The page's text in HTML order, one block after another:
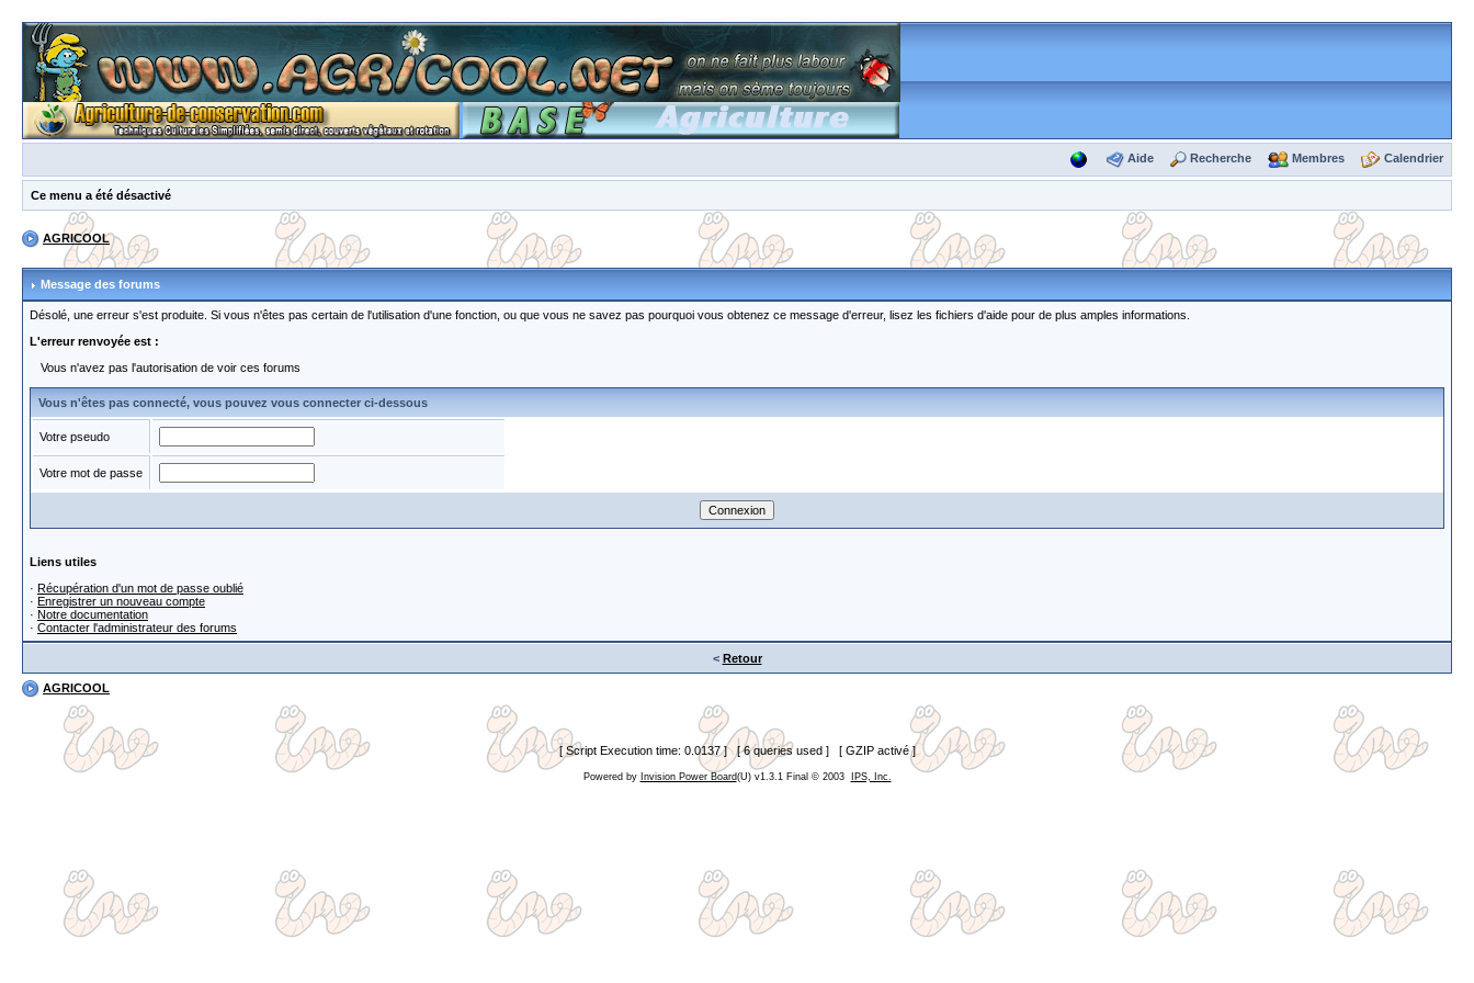
Aide Recherche Membres Calendrier
Ce menu a été désactivé
AGRICOOL
Message des forums
Désolé, une erreur s'est produite. Si vous n'êtes pas certain de l'utilisation d'une fonction, ou que vous ne savez pas pourquoi vous obtenez ce message d'erreur, lisez les fichiers d'aide pour de plus amples informations.
L'erreur renvoyée est :
Vous n'avez pas l'autorisation de voir ces forums
Vous n'êtes pas connecté, vous pouvez vous connecter ci-dessous
Votre pseudo
Votre mot de passe
Liens utiles
· Récupération d'un mot de passe oublié
· Enregistrer un nouveau compte
· Notre documentation
· Contacter l'administrateur des forums
< Retour
AGRICOOL
[ Script Execution time: 0.0137 ] [ 6 queries used ] [ GZIP activé ]
Powered by Invision Power Board(U) v1.3.1 Final © 2003 IPS, Inc.